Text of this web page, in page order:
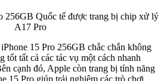
15 Pro 256GB chắc chắn không
tốt tất cả các tác vụ một cách nhanh
cạnh đó, Apple còn trang bị tính năng